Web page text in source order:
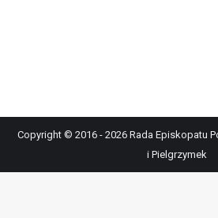
Copyright © 2016 - 2026 Rada Episkopatu
i Pielgrzymek